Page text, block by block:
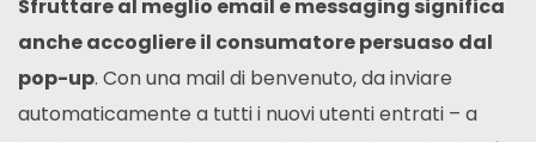
Sfruttare al meglio email e messaging significa
anche accogliere il consumatore persuaso dal
pop-up. Con una mail di benvenuto, da inviare
automaticamente a tutti i nuovi utenti entrati – a